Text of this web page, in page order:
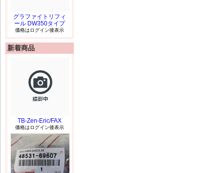
グラファイトリフィ
ール DW350タイプ
価格はログイン後表示
新着商品
TB-Zen-Eric/FAX
価格はログイン後表示